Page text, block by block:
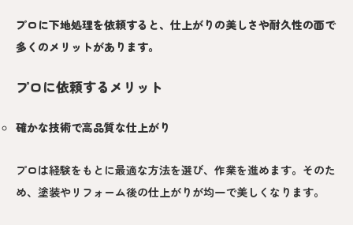
プロに下地処理を依頼すると、仕上がりの美しさや耐久性の面で
多くのメリットがあります。
プロに依頼するメリット
確かな技術で高品質な仕上がり
プロは経験をもとに最適な方法を選び、作業を進めます。そのた
め、塗装やリフォーム後の仕上がりが均一で美しくなります。